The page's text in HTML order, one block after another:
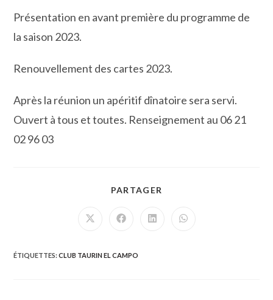
Présentation en avant première du programme de
la saison 2023.
Renouvellement des cartes 2023.
Après la réunion un apéritif dînatoire sera servi.
Ouvert à tous et toutes. Renseignement au 06 21
02 96 03
PARTAGER
Ouvrir
fenêtre
Ouvrir
fenêtre
Ouvrir
Ouvrir
ÉTIQUETTES:CLUB TAURIN EL CAMPO